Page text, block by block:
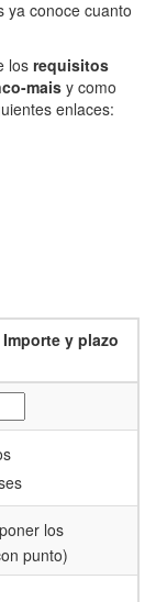
ya conoce cuanto
los requisitos
mais y como
enlaces:
y plazo
poner los
punto)